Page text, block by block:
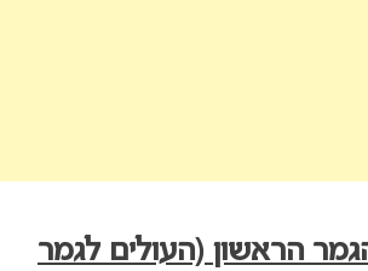
הראשון (העולים לגמר